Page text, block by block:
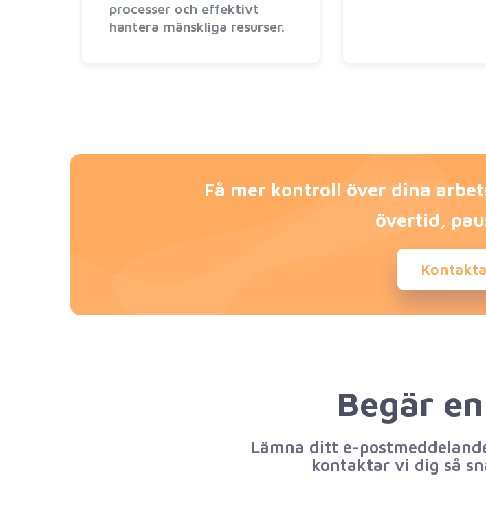
processer och effektivt
hantera mänskliga resurser.
Få mer kontroll över dina
övertid,
Begär
Lämna ditt e-
kontaktar vi dig så